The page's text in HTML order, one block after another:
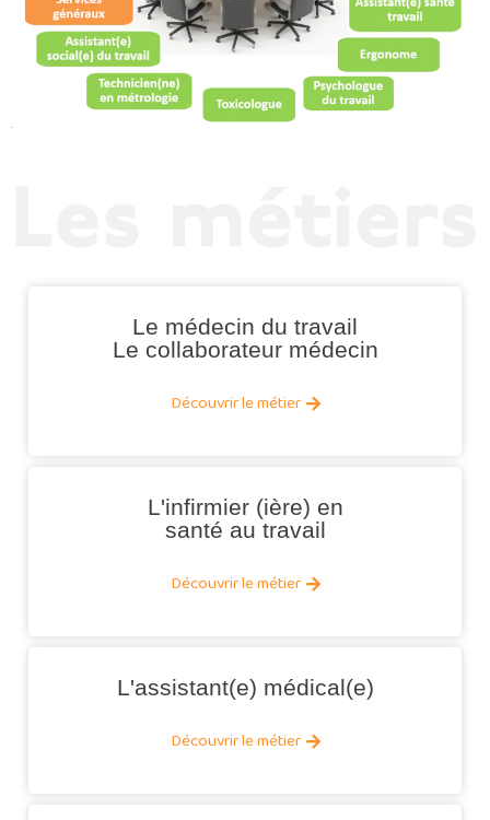
Le médecin du travail
Le collaborateur médecin
Découvrir le métier
L'infirmier (ière) en
santé au travail
Découvrir le métier
L'assistant(e) médical(e)
Découvrir le métier